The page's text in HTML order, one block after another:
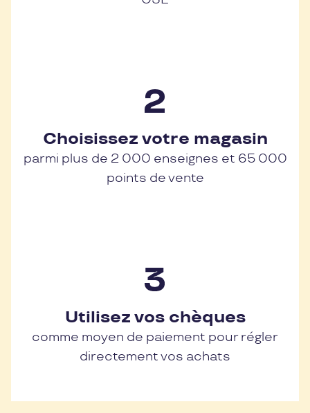
Choisissez votre magasin
parmi plus de 2 000 enseignes et 65 000
points de vente
Utilisez vos chèques
comme moyen de paiement pour régler
directement vos achats